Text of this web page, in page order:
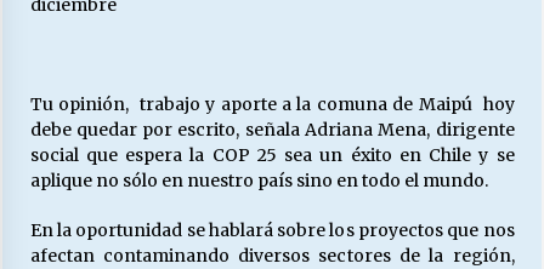
Nuestras Almas)
30/04/2026
¿Asesores con doble sueldo?
18/04/2026
diciembre
Tu opinión, trabajo y aporte a la comuna de Maipú hoy
debe quedar por escrito, señala Adriana Mena, dirigente
social que espera la COP 25 sea un éxito en Chile y se
aplique no sólo en nuestro país sino en todo el mundo.
En la oportunidad se hablará sobre los proyectos que nos
afectan contaminando diversos sectores de la región,